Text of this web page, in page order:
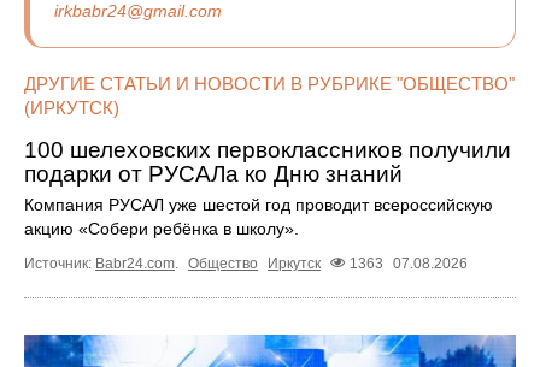
irkbabr24@gmail.com
ДРУГИЕ СТАТЬИ И НОВОСТИ В РУБРИКЕ "ОБЩЕСТВО"
(ИРКУТСК)
100 шелеховских первоклассников получили
подарки от РУСАЛа ко Дню знаний
Компания РУСАЛ уже шестой год проводит всероссийскую
акцию «Собери ребёнка в школу».
Источник: Babr24.com. Общество Иркутск 1363 07.08.2026